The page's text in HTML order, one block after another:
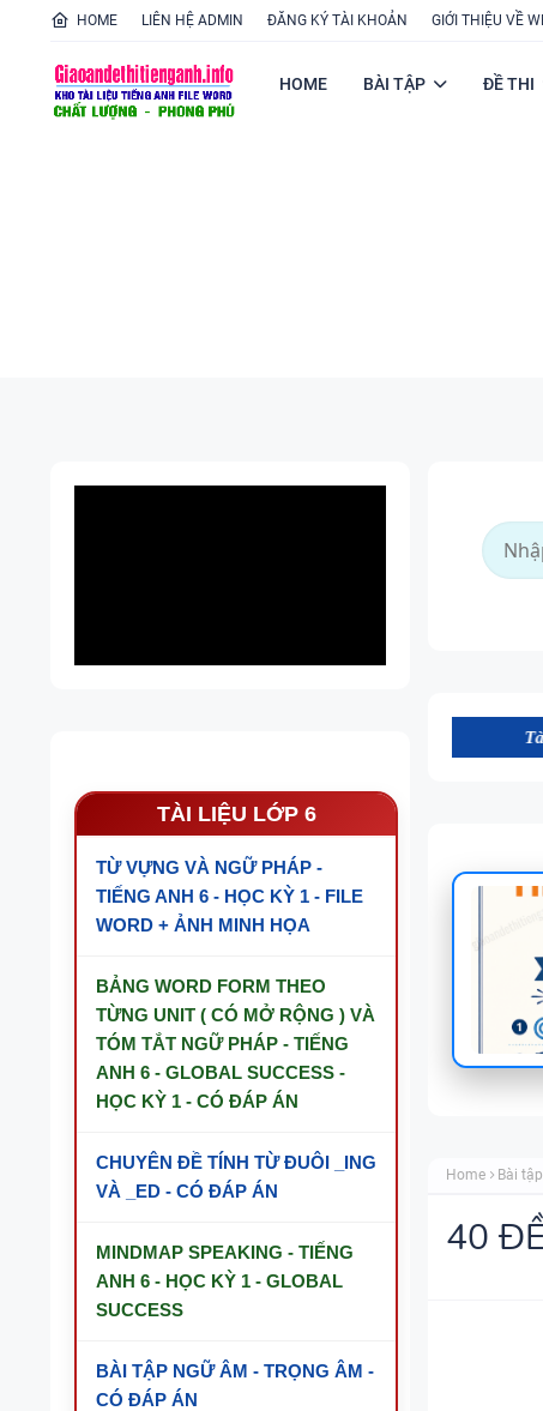
HOME LIÊN HỆ ADMIN ĐĂNG KÝ TÀI KHOẢN GIỚI THIỆU VỀ
HOME BÀI TẬP ĐỀ THI
TÀI LIỆU LỚP 6
TỪ VỰNG VÀ NGỮ PHÁP -
TIẾNG ANH 6 - HỌC KỲ 1 - FILE
WORD + ẢNH MINH HỌA
BẢNG WORD FORM THEO
TỪNG UNIT ( CÓ MỞ RỘNG ) VÀ
TÓM TẮT NGỮ PHÁP - TIẾNG
ANH 6 - GLOBAL SUCCESS -
HỌC KỲ 1 - CÓ ĐÁP ÁN
CHUYÊN ĐỀ TÍNH TỪ ĐUÔI _ING
VÀ _ED - CÓ ĐÁP ÁN
MINDMAP SPEAKING - TIẾNG
ANH 6 - HỌC KỲ 1 - GLOBAL
SUCCESS
BÀI TẬP NGỮ ÂM - TRỌNG ÂM -
CÓ ĐÁP ÁN
Tài nguyên trên
Home Bài
40